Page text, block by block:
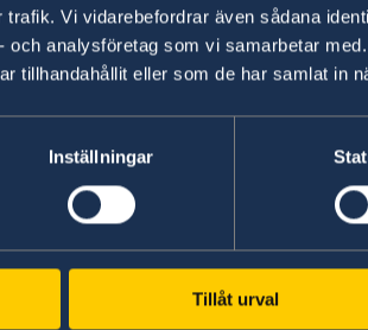
Vi vidarebefordrar även sådana
och analysföretag som vi samarbetar
tillhandahållit eller som de har samlat in
Inställningar
Tillåt urval
Embassy of
Germany